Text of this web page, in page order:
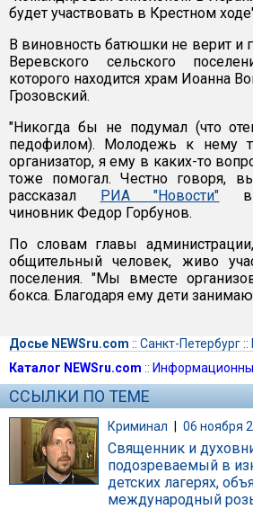
будет участвовать в Крестном
В виновность батюшки не верит и
Веревского сельского
которого находится храм Иоанна
Грозовский.
"Никогда бы не подумал (что
педофилом). Молодежь к нему
организатор, я ему в каких-то
тоже помогал. Честно говоря,
рассказал РИА "Новости"
чиновник Федор Горбунов.
По словам главы
общительный человек, живо
поселения. "Мы вместе
бокса. Благодаря ему дети
Досье NEWSru.com :: Санкт-Петербург::
Каталог NEWSru.com ::
ССЫЛКИ ПО ТЕМЕ
Криминал | 06 ноября
Священник и
подозреваемый в
детских лагерях,
международный